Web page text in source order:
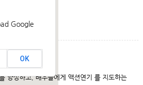
Google
OK
양성하고, 배우들에게 액션연기 를 지도하는